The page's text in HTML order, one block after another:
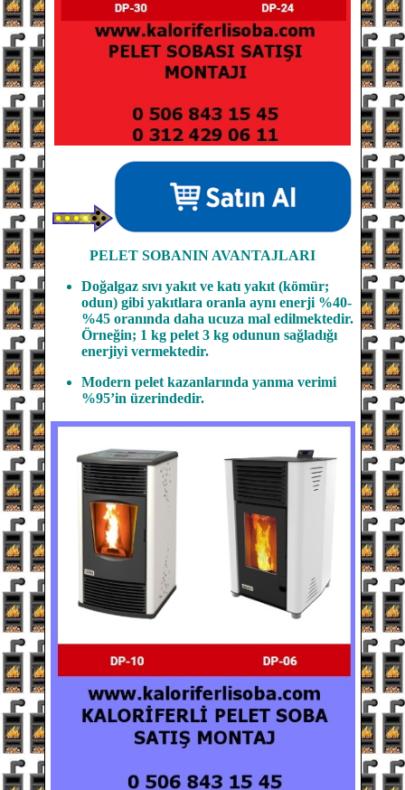
PELET SOBANIN AVANTAJLARI
Doğalgaz sıvı yakıt ve katı yakıt (kömür;
odun) gibi yakıtlara oranla aynı enerji %40-
%45 oranında daha ucuza mal edilmektedir.
Örneğin; 1 kg pelet 3 kg odunun sağladığı
enerjiyi vermektedir.
Modern pelet kazanlarında yanma verimi
%95’in üzerindedir.